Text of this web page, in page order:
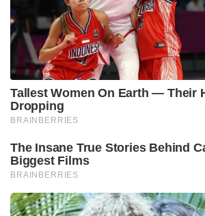
Tallest Women On Earth — Their
Dropping
BRAINBERRIES
The Insane True Stories Behind
Biggest Films
BRAINBERRIES